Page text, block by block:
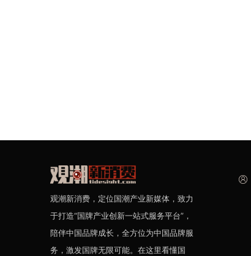
观潮新消费，定位国潮产业新媒体，致力
于打造“国牌产业创新一站式服务平台”，
陪伴中国品牌成长，全方位为中国品牌服
务，激发国牌无限可能。在这里看懂国